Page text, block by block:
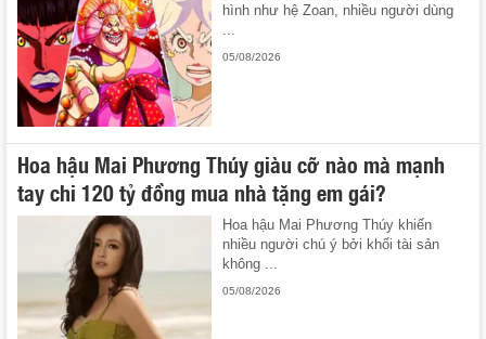
hình như hệ Zoan, nhiều người dùng
05/08/2026
Hoa hậu Mai Phương Thúy giàu cỡ nào mà mạnh
tay chi 120 tỷ đồng mua nhà tặng em gái?
Hoa hậu Mai Phương Thúy khiến
nhiều người chú ý bởi khối tài sản
không ...
05/08/2026